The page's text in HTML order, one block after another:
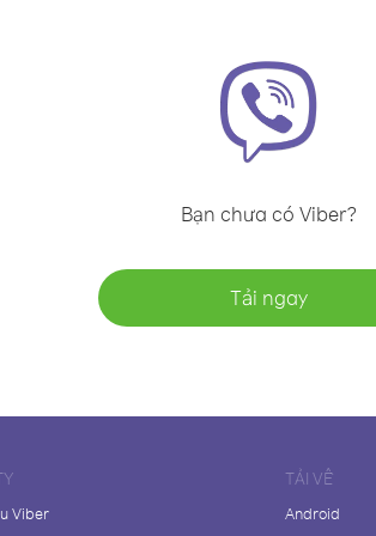
Bạn chưa có Viber?
Tải ngay
Viber
TẢI VỀ
Android